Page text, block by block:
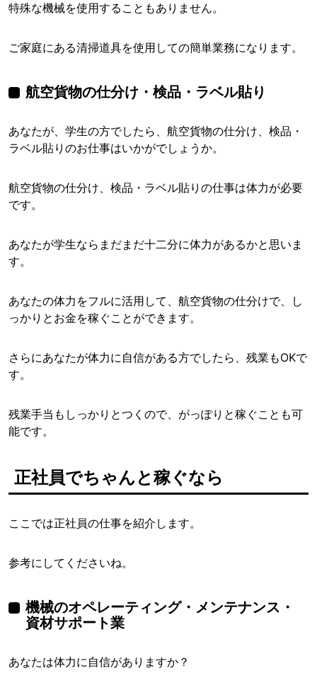
特殊な機械を使用することもありません。
ご家庭にある清掃道具を使用しての簡単業務になります。
航空貨物の仕分け・検品・ラベル貼り
あなたが、学生の方でしたら、航空貨物の仕分け、検品・
ラベル貼りのお仕事はいかがでしょうか。
航空貨物の仕分け、検品・ラベル貼りの仕事は体力が必要
です。
あなたが学生ならまだまだ十二分に体力があるかと思いま
す。
あなたの体力をフルに活用して、航空貨物の仕分けで、し
っかりとお金を稼ぐことができます。
さらにあなたが体力に自信がある方でしたら、残業もOKで
す。
残業手当もしっかりとつくので、がっぽりと稼ぐことも可
能です。
正社員でちゃんと稼ぐなら
ここでは正社員の仕事を紹介します。
参考にしてくださいね。
機械のオペレーティング・メンテナンス・
資材サポート業
あなたは体力に自信がありますか？